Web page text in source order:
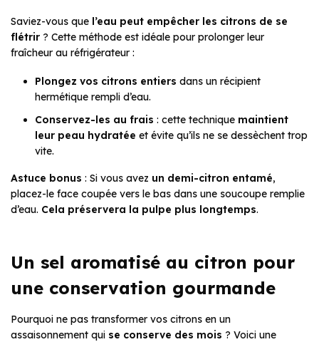
Saviez-vous que l’eau peut empêcher les citrons de se
flétrir ? Cette méthode est idéale pour prolonger leur
fraîcheur au réfrigérateur :
Plongez vos citrons entiers dans un récipient
hermétique rempli d’eau.
Conservez-les au frais : cette technique maintient
leur peau hydratée et évite qu’ils ne se dessèchent trop
vite.
Astuce bonus : Si vous avez un demi-citron entamé,
placez-le face coupée vers le bas dans une soucoupe remplie
d’eau. Cela préservera la pulpe plus longtemps.
Un sel aromatisé au citron pour
une conservation gourmande
Pourquoi ne pas transformer vos citrons en un
assaisonnement qui se conserve des mois ? Voici une